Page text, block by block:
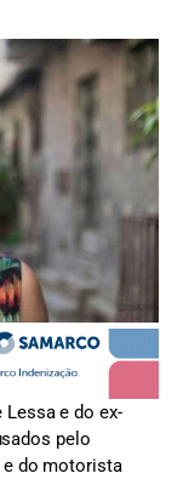
e do ex-
pelo
e do motorista